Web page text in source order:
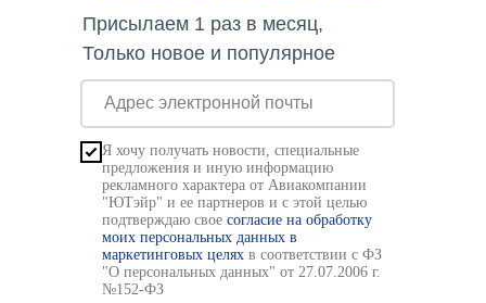
Присылаем 1 раз в месяц,
Только новое и популярное
Я хочу получать новости, специальные
предложения и иную информацию
рекламного характера от Авиакомпании
"ЮТэйр" и ее партнеров и с этой целью
подтверждаю свое согласие на обработку
моих персональных данных в
маркетинговых целях в соответствии с ФЗ
"О персональных данных" от 27.07.2006 г.
№152-ФЗ